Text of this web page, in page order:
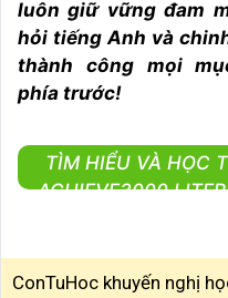
luôn giữ vững đam
hỏi tiếng Anh và
thành công mọi
phía trước!
TÌM HIỂU VÀ HỌC
ACHIEVE3000
ConTuHoc khuyến nghị